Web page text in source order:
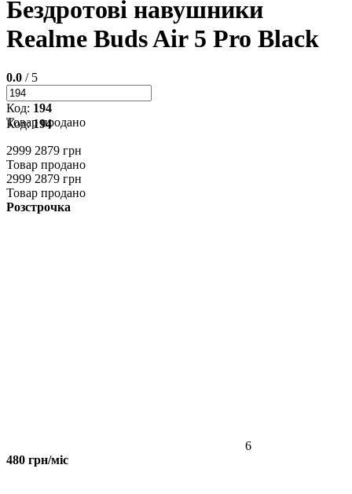
Бездротові навушники
Realme Buds Air 5 Pro Black
0.0 / 5
Код: 194
Товар продано
Код:194
2999 2879 грн
Товар продано
2999 2879 грн
Товар продано
Розстрочка
6
480 грн/міс